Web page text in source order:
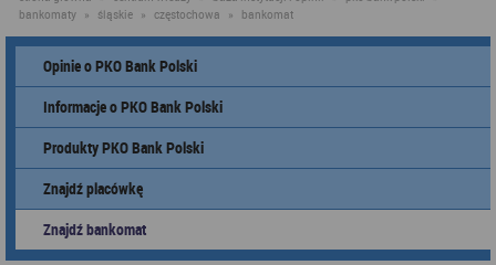
bankomaty » śląskie » częstochowa » bankomat
Opinie o PKO Bank Polski
Informacje o PKO Bank Polski
Produkty PKO Bank Polski
Znajdź placówkę
Znajdź bankomat